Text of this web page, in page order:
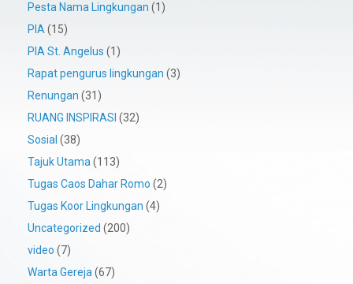
Pesta Nama Lingkungan (1)
PIA(15)
PIA St. Angelus (1)
Rapat pengurus lingkungan (3)
Renungan (31)
RUANG INSPIRASI (32)
Sosial (38)
Tajuk Utama(113)
Tugas Caos Dahar Romo (2)
Tugas Koor Lingkungan (4)
Uncategorized (200)
video (7)
Warta Gereja(67)